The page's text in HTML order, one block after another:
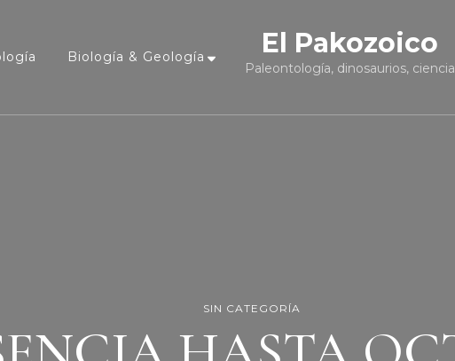
Biología & Geología El Pakozoico
Paleontología, dinosaurios, ciencia
SIN CATEGORÍA